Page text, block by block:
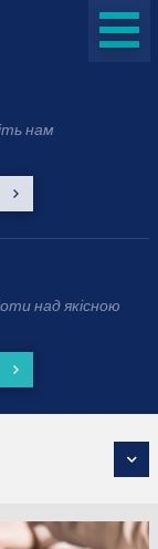
нам
над якісною